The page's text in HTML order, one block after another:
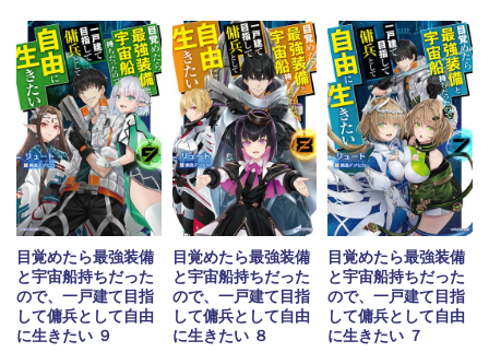
目覚めたら最強装備
と宇宙船持ちだった
ので、一戸建て目指
して傭兵として自由
に生きたい ９
目覚めたら最強装備
と宇宙船持ちだった
ので、一戸建て目指
して傭兵として自由
に生きたい ８
目覚めたら最強装備
と宇宙船持ちだった
ので、一戸建て目指
して傭兵として自由
に生きたい ７